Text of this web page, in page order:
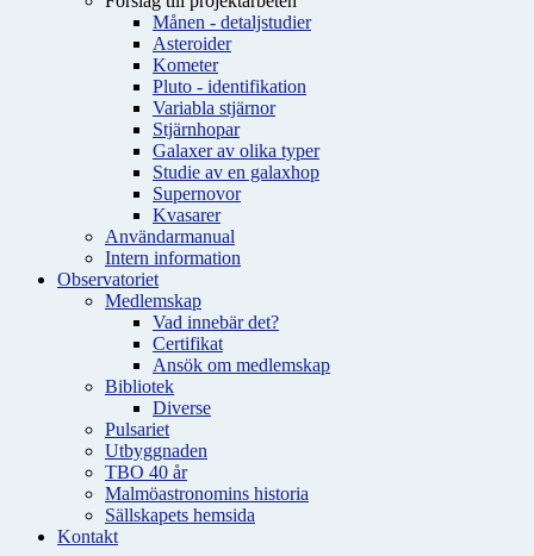
Månen - detaljstudier
Asteroider
Kometer
Pluto - identifikation
Variabla stjärnor
Stjärnhopar
Galaxer av olika typer
Studie av en galaxhop
Supernovor
Kvasarer
Användarmanual
Intern information
Observatoriet
Medlemskap
Vad innebär det?
Certifikat
Ansök om medlemskap
Bibliotek
Diverse
Pulsariet
Utbyggnaden
TBO 40 år
Malmöastronomins historia
Sällskapets hemsida
Kontakt